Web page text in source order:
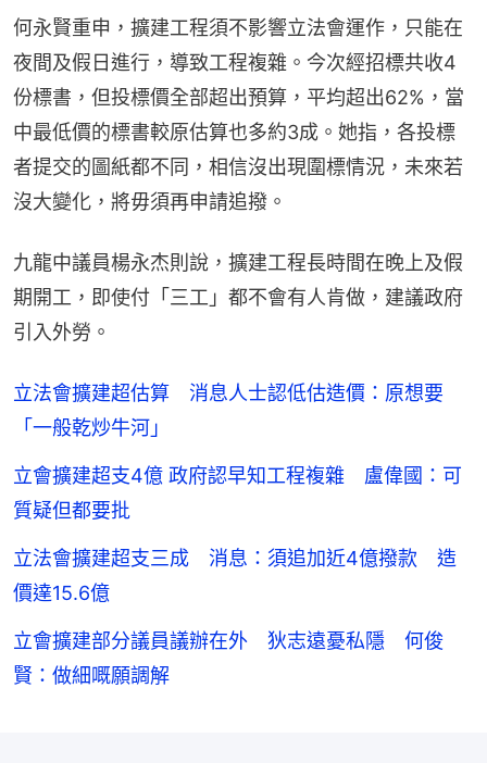
何永賢重申，擴建工程須不影響立法會運作，只能在
夜間及假日進行，導致工程複雜。今次經招標共收4
份標書，但投標價全部超出預算，平均超出62%，當
中最低價的標書較原估算也多約3成。她指，各投標
者提交的圖紙都不同，相信沒出現圍標情況，未來若
沒大變化，將毋須再申請追撥。
九龍中議員楊永杰則說，擴建工程長時間在晚上及假
期開工，即使付「三工」都不會有人肯做，建議政府
引入外勞。
立法會擴建超估算 消息人士認低估造價：原想要
「一般乾炒牛河」
立會擴建超支4億 政府認早知工程複雜 盧偉國：可
質疑但都要批
立法會擴建超支三成 消息：須追加近4億撥款 造
價達15.6億
立會擴建部分議員議辦在外 狄志遠憂私隱 何俊
賢：做細嘅願調解